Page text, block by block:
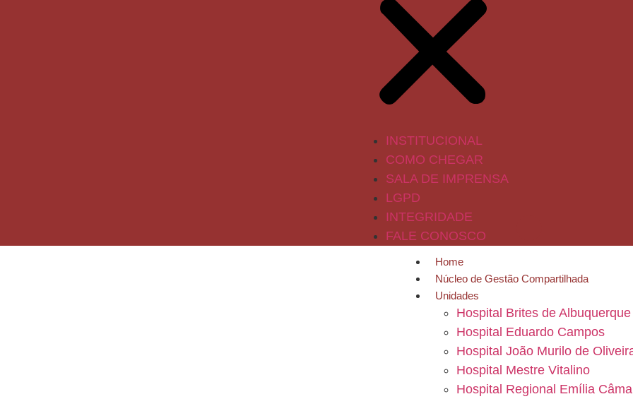
INSTITUCIONAL
COMO CHEGAR
SALA DE IMPRENSA
LGPD
INTEGRIDADE
FALE CONOSCO
Home
Núcleo de Gestão Compartilhada
Unidades
Hospital Brites de Albuquerque
Hospital Eduardo Campos
Hospital João Murilo de
Hospital Mestre Vitalino
Hospital Regional Emília